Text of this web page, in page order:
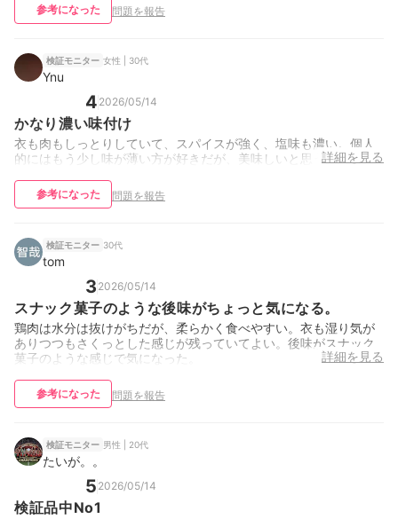
参考になった 問題を報告
検証モニター 女性 | 30代
Ynu
4 2026/05/14
かなり濃い味付け
衣も肉もしっとりしていて、スパイスが強く、塩味も濃い。個人
的にはもう少し味が薄い方が好きだが、美味しいと思う。詳細を見る
参考になった 問題を報告
検証モニター 30代
tom
3 2026/05/14
スナック菓子のような後味がちょっと気になる。
鶏肉は水分は抜けがちだが、柔らかく食べやすい。衣も湿り気が
ありつつもさくっとした感じが残っていてよい。後味がスナック
菓子のような感じで気になった。
詳細を見る
参考になった 問題を報告
検証モニター 男性 | 20代
たいが。。
5 2026/05/14
検証品中No1